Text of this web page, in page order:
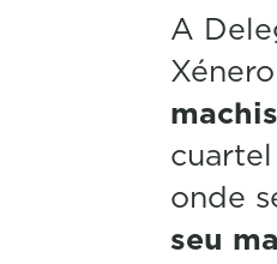
A
Xénero
onde
seu